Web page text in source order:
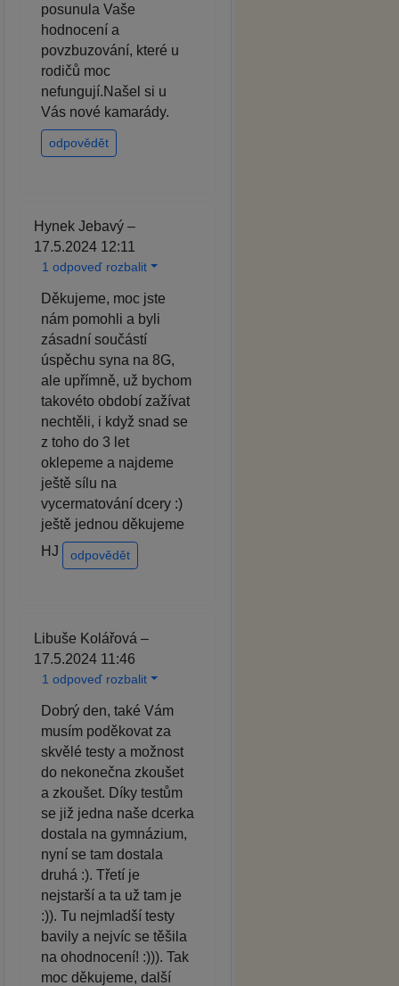
posunula Vaše
hodnocení a
povzbuzování, které u
rodičů moc
nefungují.Našel si u
Vás nové kamarády.
odpovědět
Hynek Jebavý –
17.5.2024 12:11
1 odpoveď rozbalit
Děkujeme, moc jste
nám pomohli a byli
zásadní součástí
úspěchu syna na 8G,
ale upřímně, už bychom
takovéto období zažívat
nechtěli, i když snad se
z toho do 3 let
oklepeme a najdeme
ještě sílu na
vycermatování dcery :)
ještě jednou děkujeme
HJ
odpovědět
Libuše Kolářová –
17.5.2024 11:46
1 odpoveď rozbalit
Dobrý den, také Vám
musím poděkovat za
skvělé testy a možnost
do nekonečna zkoušet
a zkoušet. Díky testům
se již jedna naše dcerka
dostala na gymnázium,
nyní se tam dostala
druhá :). Třetí je
nejstarší a ta už tam je
:)). Tu nejmladší testy
bavily a nejvíc se těšila
na ohodnocení! :))). Tak
moc děkujeme, další